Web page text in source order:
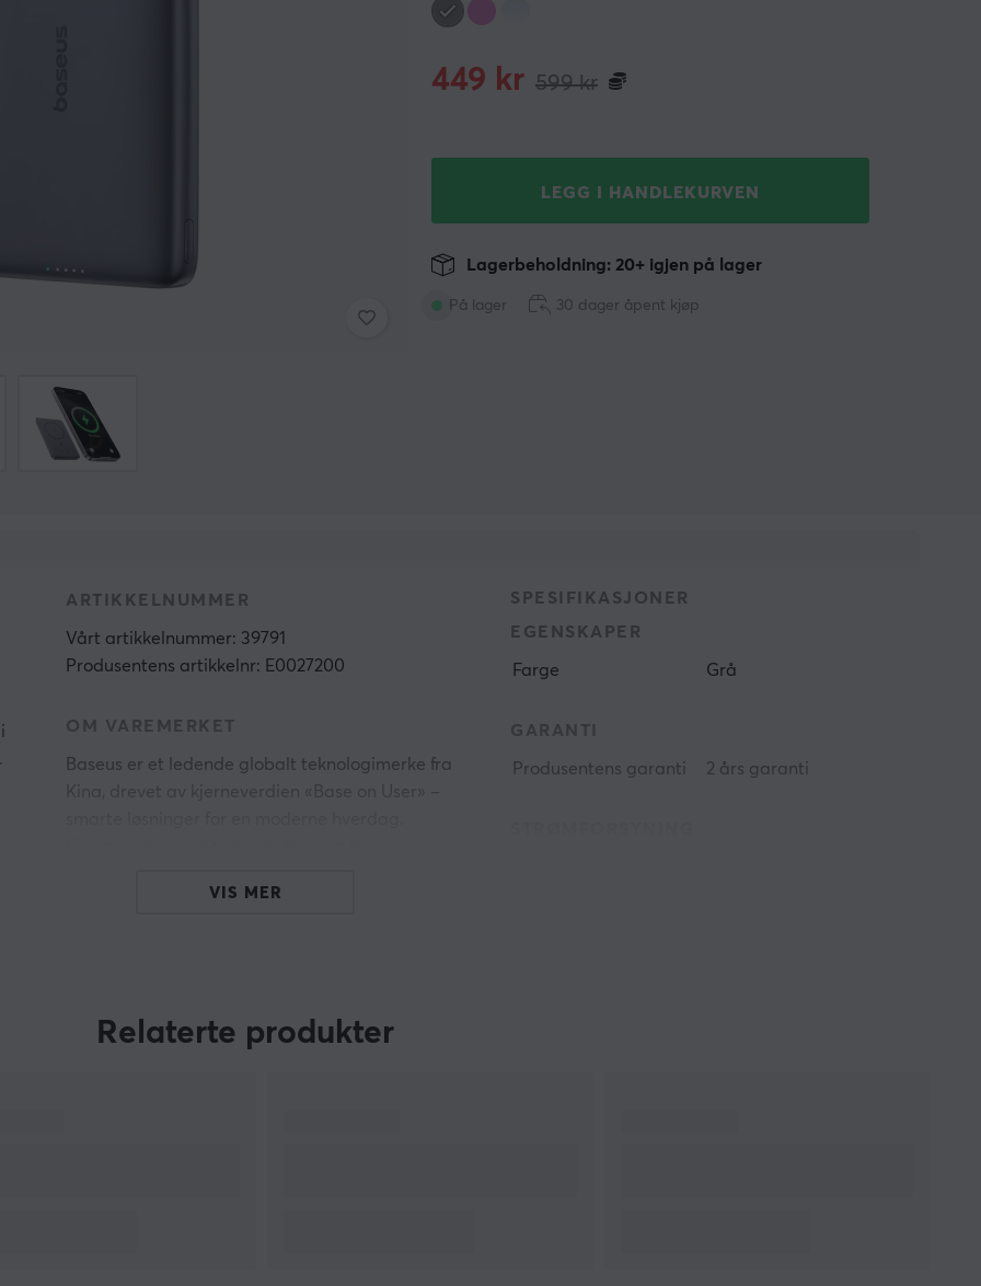
599kr
449 kr
LEGG I HANDLEKURVEN
På lager
Lagerbeholdning: 20+ igjen på lager
30 dager åpent kjøp
ARTIKKELNUMMER
Vårt artikkelnummer: 39791
Produsentens artikkelnr: E0027200
OM VAREMERKET
Baseus er et ledende globalt teknologimerke fra
Kina, drevet av kjerneverdien «Base on User» –
fremste aktørene innen mobiltilbehør og
SPESIFIKASJONER
EGENSKAPER
Farge Grå
GARANTI
Produsentens garanti 2 års garanti
VIS MER
Relaterte produkter